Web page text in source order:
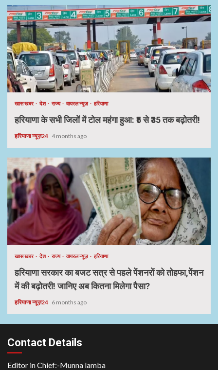
खास खबर देश राज्य वायरल न्यूज़ हरियाणा
हरियाणा के सभी जिलों में टोल महंगा हुआ: ₹5 से ₹35 तक बढ़ोतरी!
हरियाणा न्यूज़24 4 months ago
खास खबर देश राज्य वायरल न्यूज़ हरियाणा
हरियाणा सरकार का बजट सत्र से पहले पेंशनरों को तोहफा,पेंशन
में की बढ़ोतरी! जानिए अब कितना मिलेगा पैसा?
हरियाणा न्यूज़24 6 months ago
Contact Details
Editor in Chief:-Munna lamba